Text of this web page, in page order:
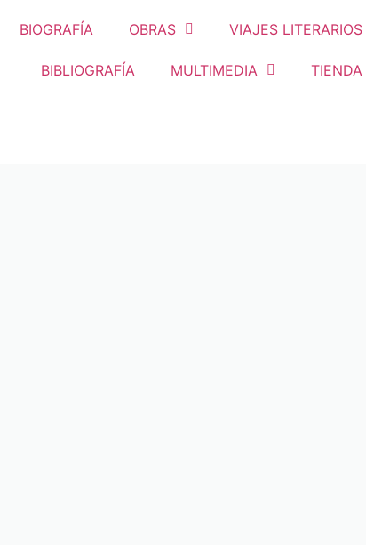
BIOGRAFÍA OBRAS VIAJES LITERARIOS
BIBLIOGRAFÍA MULTIMEDIA TIENDA